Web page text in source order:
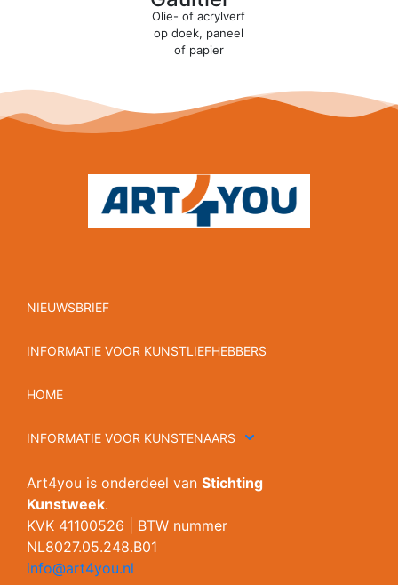
Olie- of acrylverf
op doek, paneel
of papier
NIEUWSBRIEF
INFORMATIE VOOR KUNSTLIEFHEBBERS
HOME
INFORMATIE VOOR KUNSTENAARS
Art4you is onderdeel van Stichting
Kunstweek.
KVK 41100526 | BTW nummer
NL8027.05.248.B01
info@art4you.nl